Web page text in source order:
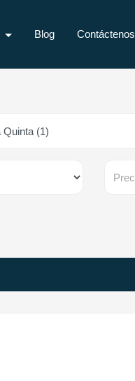
Blog Contáctenos